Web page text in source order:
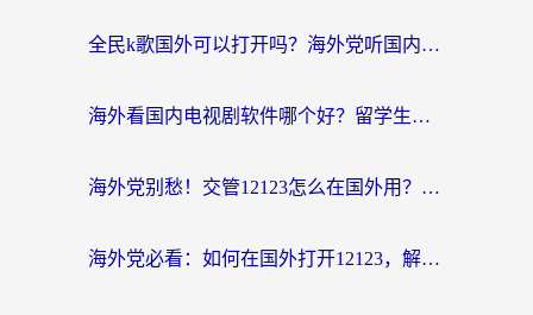
全民k歌国外可以打开吗？海外党听国内音乐听书的实用指南
海外看国内电视剧软件哪个好？留学生亲测有效的追剧加速方案
海外党别愁！交管12123怎么在国外用？一篇搞定回国资源访问难题
海外党必看：如何在国外打开12123，解决小程序登录难题